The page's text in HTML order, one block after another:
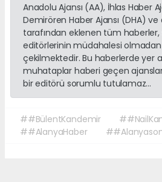
Anadolu Ajansı (AA), İhlas Haber
Demirören Haber Ajansı (DHA)
tarafından eklenen tüm
editörlerinin müdahalesi olmadan
çekilmektedir. Bu haberlerde yer
muhataplar haberi geçen
bir editörü sorumlu tutulamaz...
##BülentKandemir
##AlanyaHaber